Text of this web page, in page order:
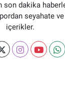
son dakika
seyahate
içerikler.